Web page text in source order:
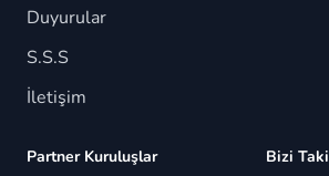
Duyurular
S.S.S
İletişim
Partner Kuruluşlar Bizi